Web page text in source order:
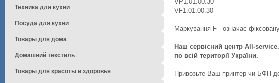
VP1.01.00.30
VF1.01.00.30
Маркування F - означає
Наш сервісний центр All-
по всій території України.
Привозьте Ваш принтер чи БФП до
Техника для кухни
Посуда для кухни
Товары для дома
Домашний текстиль
Товары для красоты и здоровья